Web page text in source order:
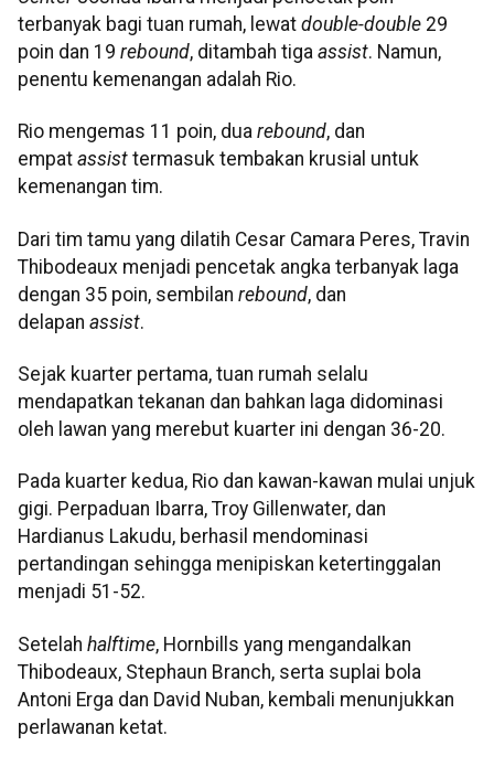
terbanyak bagi tuan rumah, lewat double-double 29
poin dan 19 rebound, ditambah tiga assist. Namun,
penentu kemenangan adalah Rio.
Rio mengemas 11 poin, dua rebound, dan
empat assist termasuk tembakan krusial untuk
kemenangan tim.
Dari tim tamu yang dilatih Cesar Camara Peres, Travin
Thibodeaux menjadi pencetak angka terbanyak laga
dengan 35 poin, sembilan rebound, dan
delapan assist.
Sejak kuarter pertama, tuan rumah selalu
mendapatkan tekanan dan bahkan laga didominasi
oleh lawan yang merebut kuarter ini dengan 36-20.
Pada kuarter kedua, Rio dan kawan-kawan mulai unjuk
gigi. Perpaduan Ibarra, Troy Gillenwater, dan
Hardianus Lakudu, berhasil mendominasi
pertandingan sehingga menipiskan ketertinggalan
menjadi 51-52.
Setelah halftime, Hornbills yang mengandalkan
Thibodeaux, Stephaun Branch, serta suplai bola
Antoni Erga dan David Nuban, kembali menunjukkan
perlawanan ketat.